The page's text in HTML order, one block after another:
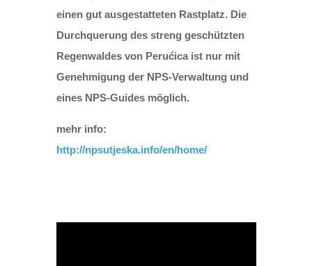
einen gut ausgestatteten Rastplatz. Die
Durchquerung des streng geschützten
Regenwaldes von Perućica ist nur mit
Genehmigung der NPS-Verwaltung und
eines NPS-Guides möglich.
mehr info:
http://npsutjeska.info/en/home/